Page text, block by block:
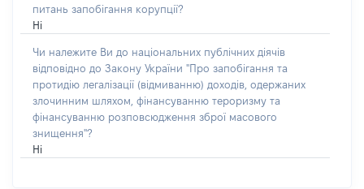
питань запобігання корупції?
Ні
Чи належите Ви до національних публічних діячів
відповідно до Закону України "Про запобігання та
протидію легалізації (відмиванню) доходів, одержаних
злочинним шляхом, фінансуванню тероризму та
фінансуванню розповсюдження зброї масового
знищення"?
Ні